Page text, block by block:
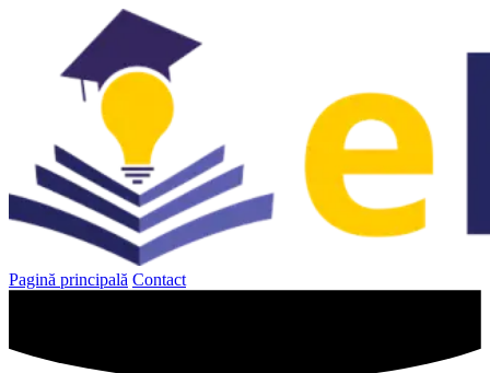
Pagină principală Contact